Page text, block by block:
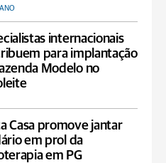
internacionais
para implantação
Modelo no
Casa promove jantar
em prol da
em PG